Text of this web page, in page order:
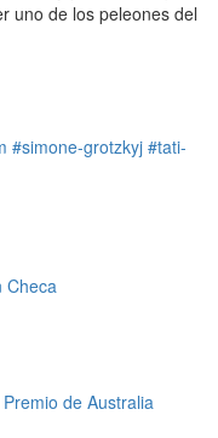
uno de los peleones del
#simone-grotzkyj #tati-
Checa
de Australia